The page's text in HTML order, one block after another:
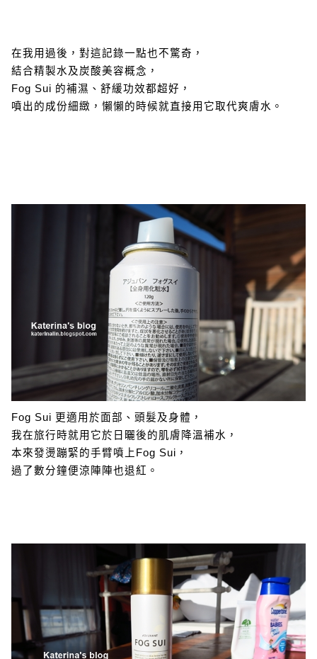
在我用過後，對這記錄一點也不驚奇，
結合精製水及炭酸美容概念，
Fog Sui 的補濕、舒緩功效都超好，
噴出的成份細緻，懶懶的時候就直接用它取代爽膚水。
Fog Sui 更適用於面部、頭髮及身體，
我在旅行時就用它於日曬後的肌膚降溫補水，
本來發燙蹦緊的手臂噴上Fog Sui，
過了數分鐘便涼陣陣也退紅。